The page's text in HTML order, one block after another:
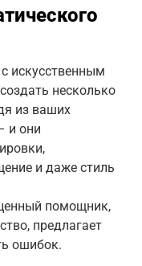
искусственным
несколько
из ваших
и они
и даже стиль
помощник,
предлагает
ошибок.